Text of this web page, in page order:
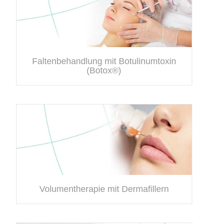
Faltenbehandlung mit Botulinumtoxin
(Botox®)
Volumentherapie mit Dermafillern